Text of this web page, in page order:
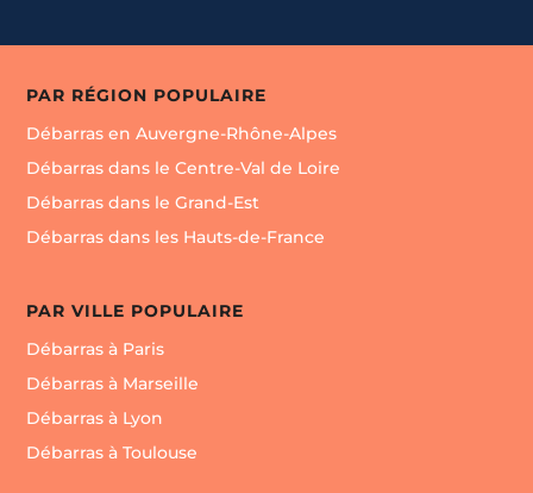
PAR RÉGION POPULAIRE
Débarras en Auvergne-Rhône-Alpes
Débarras dans le Centre-Val de Loire
Débarras dans le Grand-Est
Débarras dans les Hauts-de-France
PAR VILLE POPULAIRE
Débarras à Paris
Débarras à Marseille
Débarras à Lyon
Débarras à Toulouse